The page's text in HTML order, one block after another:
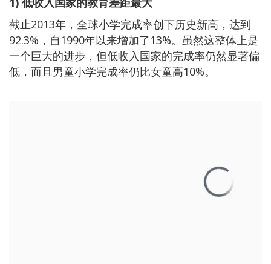
截止2013年，全球小学完成率创下历史新高，达到
92.3%，自1990年以来增加了13%。虽然这整体上是
一个巨大的进步，但低收入国家的完成率仍然显著偏
低，而且男童小学完成率仍比女童高10%。